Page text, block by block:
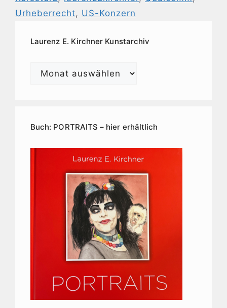
Urheberrecht, US-Konzern
Laurenz E. Kirchner Kunstarchiv
Laurenz
Buch: PORTRAITS – hier erhältlich